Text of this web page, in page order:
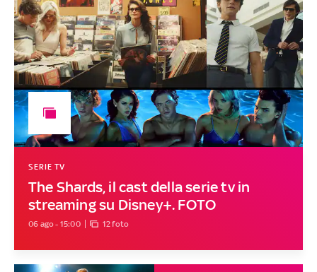
The Shards, il cast della serie tv in
streaming su Disney+. FOTO
SERIE TV
06 ago - 15:00 12 foto